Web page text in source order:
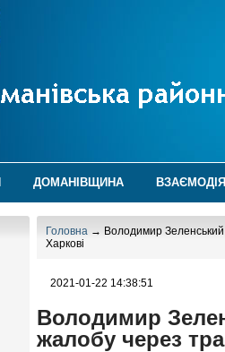
ДОМАНІВЩИНА
Головна → Володимир Зеленський:
Харкові
2021-01-22 14:38:51
Володимир
жалобу через